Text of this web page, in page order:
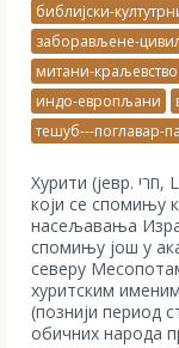
библијски-
заборављене-
митани-краљевство
индо-европљани
тешуб---поглавар-
Хурити (јевр. חרי, LXX Χορραιοι) су један од бројних народа
који се спомињу
насељавања
спомињу још у
северу
хуритским
(познији период
обичних народа